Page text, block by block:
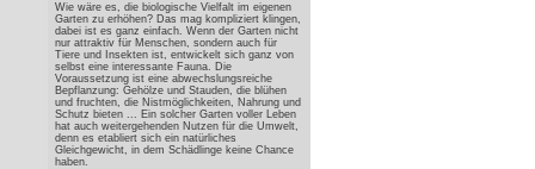
Wie wäre es, die biologische Vielfalt im eigenen
Garten zu erhöhen? Das mag kompliziert klingen,
dabei ist es ganz einfach. Wenn der Garten nicht
nur attraktiv für Menschen, sondern auch für
Tiere und Insekten ist, entwickelt sich ganz von
selbst eine interessante Fauna. Die
Voraussetzung ist eine abwechslungsreiche
Bepflanzung: Gehölze und Stauden, die blühen
und fruchten, die Nistmöglichkeiten, Nahrung und
Schutz bieten ... Ein solcher Garten voller Leben
hat auch weitergehenden Nutzen für die Umwelt,
denn es etabliert sich ein natürliches
Gleichgewicht, in dem Schädlinge keine Chance
haben.